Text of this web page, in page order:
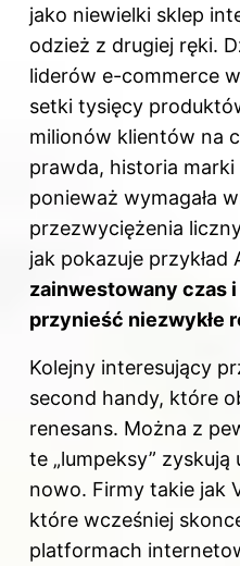
jako niewielki sklep
odzież z drugiej ręki.
liderów e-commerce
setki tysięcy
milionów klientów na
prawda, historia marki
ponieważ wymagała
przezwyciężenia
jak pokazuje przykład
zainwestowany czas
przynieść niezwykłe
Kolejny interesujący
second handy, które
renesans. Można z
te „lumpeksy”
nowo. Firmy takie jak
które wcześniej
platformach